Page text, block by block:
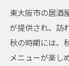
東大阪市の居酒
が提供され、訪
秋の時期には、
メニューが楽し